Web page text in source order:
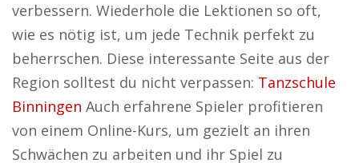
verbessern. Wiederhole die Lektionen so oft,
wie es nötig ist, um jede Technik perfekt zu
beherrschen. Diese interessante Seite aus der
Region solltest du nicht verpassen: Tanzschule
Binningen Auch erfahrene Spieler profitieren
von einem Online-Kurs, um gezielt an ihren
Schwächen zu arbeiten und ihr Spiel zu